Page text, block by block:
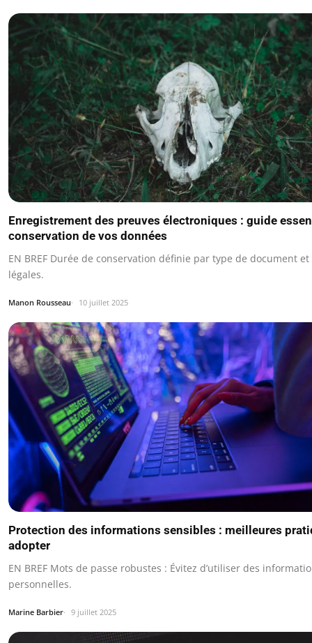
Enregistrement des preuves électroniques : guide
conservation de vos données
EN BREF Durée de conservation définie par type de document
légales.
Manon Rousseau 10 juillet 2025
Protection des informations sensibles : meilleures
adopter
EN BREF Mots de passe robustes : Évitez d’utiliser des
personnelles.
Marine Barbier 9 juillet 2025